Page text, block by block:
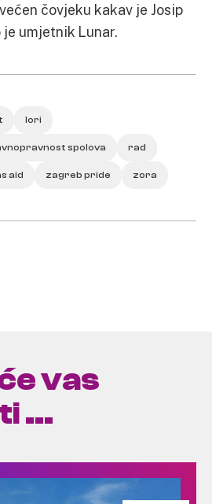
čovjeku kakav je Josip
umjetnik Lunar.
lori
spolova rad
aid zagreb pride zora
vas
...